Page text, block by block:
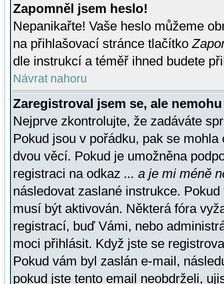
Zapomněl jsem heslo!
Nepanikařte! Vaše heslo můžeme
na přihlašovací stránce tlačítko
dle instrukcí a téměř ihned budete
Návrat nahoru
Zaregistroval jsem se, ale
Nejprve zkontrolujte, že zadáváte
Pokud jsou v pořádku, pak se
dvou věcí. Pokud je umožněna
registraci na odkaz ... a je mi méně
následovat zaslané instrukce.
musí být aktivován. Některá fóra
registrací, buď Vámi, nebo
moci přihlásit. Když jste se
Pokud vám byl zaslán e-mail,
pokud jste tento email neobdrželi,